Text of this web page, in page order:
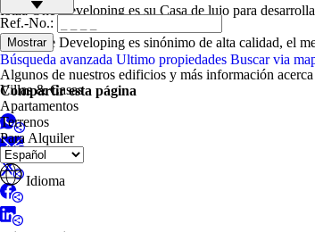
Ref.-No.:
Búsqueda avanzada Ultimo propiedades Buscar via
Villas & Casas
Apartamentos
Terrenos
Para Alquiler
Idioma
Ibiza One Developing es su Casa de lujo para
Ibiza One Developing es sinónimo de alta calidad, el
Algunos de nuestros edificios y más información
Compartir esta página